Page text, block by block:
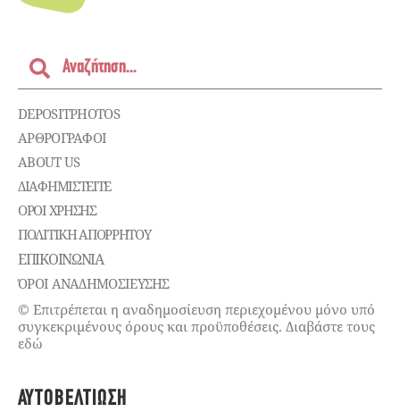
DEPOSITPHOTOS
ΑΡΘΡΟΓΡΑΦΟΙ
ABOUT US
ΔΙΑΦΗΜΙΣΤΕΊΤΕ
ΌΡΟΙ ΧΡΉΣΗΣ
ΠΟΛΙΤΙΚΉ ΑΠΟΡΡΉΤΟΥ
ΕΠΙΚΟΙΝΩΝΊΑ
ΌΡΟΙ ΑΝΑΔΗΜΟΣΙΕΥΣΗΣ
© Επιτρέπεται η αναδημοσίευση περιεχομένου μόνο υπό
συγκεκριμένους όρους και προϋποθέσεις. Διαβάστε τους
εδώ
ΑΥΤΟΒΕΛΤΊΩΣΗ